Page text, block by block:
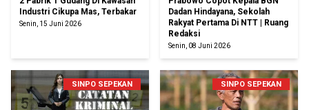
Industri Cikupa Mas, Terbakar
Senin, 15 Juni 2026
Dadan Hindayana, Sekolah
Rakyat Pertama Di NTT | Ruang
Redaksi
Senin, 08 Juni 2026
SINPO SEPEKAN SINPO SEPEKAN